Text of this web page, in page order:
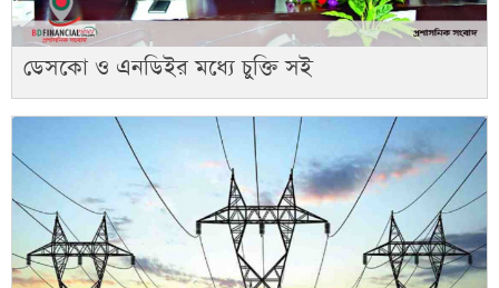
ডেসকো ও এনডিইর মধ্যে চুক্তি সই